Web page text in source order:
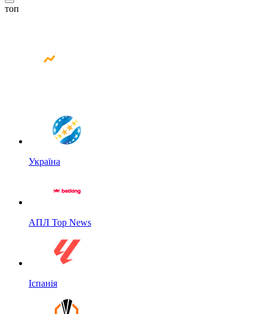
топ
Україна
АПЛ Top News
Іспанія